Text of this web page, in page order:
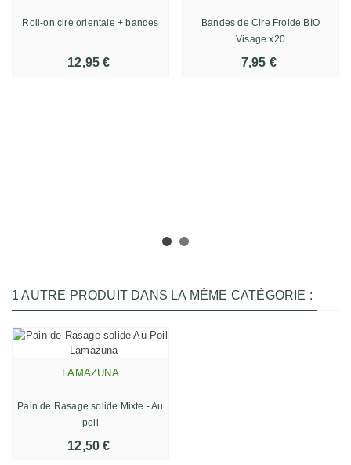
Roll-on cire orientale + bandes
12,95 €
Bandes de Cire Froide BIO
Visage x20
7,95 €
1 AUTRE PRODUIT DANS LA MÊME CATÉGORIE :
LAMAZUNA
Pain de Rasage solide Mixte - Au
poil
12,50 €